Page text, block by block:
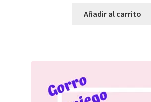
Añadir al carrito